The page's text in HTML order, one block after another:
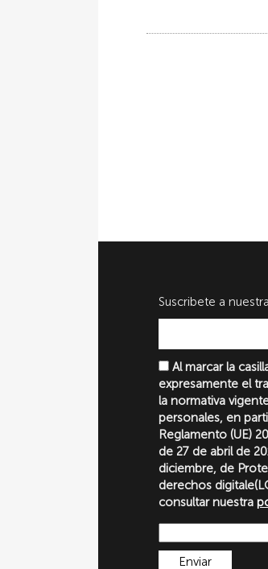
Suscribete a
Al marcar la
expresamente el
la normativa
personales, en
Reglamento (UE)
de 27 de abril de
diciembre, de
derechos
consultar nuestra